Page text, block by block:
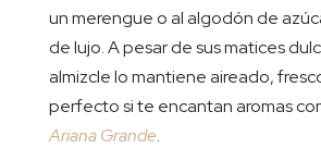
un merengue o al algodón de
de lujo. A pesar de sus matices
almizcle lo mantiene aireado,
perfecto si te encantan aromas
Ariana Grande.